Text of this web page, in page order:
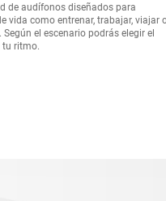
de audífonos diseñados para
vida como entrenar, trabajar, viajar
el escenario podrás elegir el
tu ritmo.